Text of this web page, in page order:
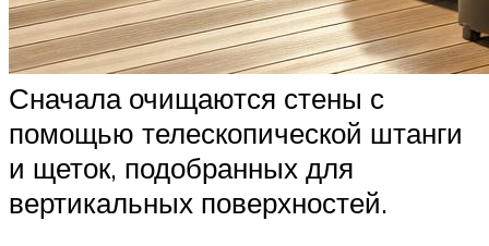
Сначала очищаются стены с
помощью телескопической штанги
и щеток, подобранных для
вертикальных поверхностей.